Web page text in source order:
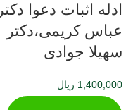
ادله اثبات دعوا دکتر
عباس کریمی،دکتر
سهیلا جوادی
1,400,000 ریال